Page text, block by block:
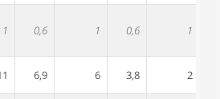
1 0,6 1 0,6 1
6,9 6 3,8 2